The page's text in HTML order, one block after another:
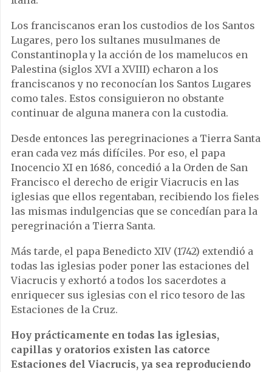
Los franciscanos eran los custodios de los Santos
Lugares, pero los sultanes musulmanes de
Constantinopla y la acción de los mamelucos en
Palestina (siglos XVI a XVIII) echaron a los
franciscanos y no reconocían los Santos Lugares
como tales. Estos consiguieron no obstante
continuar de alguna manera con la custodia.
Desde entonces las peregrinaciones a Tierra Santa
eran cada vez más difíciles. Por eso, el papa
Inocencio XI en 1686, concedió a la Orden de San
Francisco el derecho de erigir Viacrucis en las
iglesias que ellos regentaban, recibiendo los fieles
las mismas indulgencias que se concedían para la
peregrinación a Tierra Santa.
Más tarde, el papa Benedicto XIV (1742) extendió a
todas las iglesias poder poner las estaciones del
Viacrucis y exhortó a todos los sacerdotes a
enriquecer sus iglesias con el rico tesoro de las
Estaciones de la Cruz.
Hoy prácticamente en todas las iglesias,
capillas y oratorios existen las catorce
Estaciones del Viacrucis, ya sea reproduciendo